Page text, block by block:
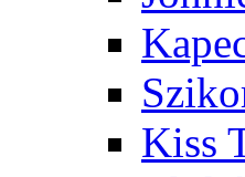
Kiss